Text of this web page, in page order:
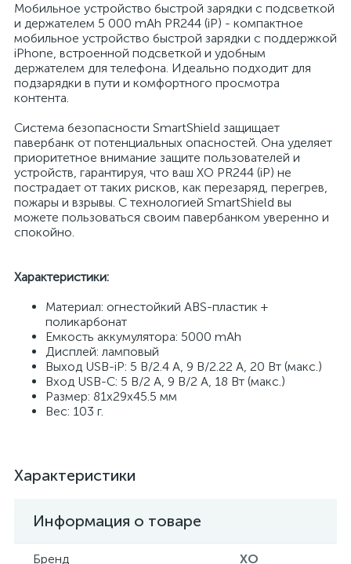
Мобильное устройство быстрой зарядки с подсветкой
и держателем 5 000 mAh PR244 (iP) - компактное
мобильное устройство быстрой зарядки с поддержкой
iPhone, встроенной подсветкой и удобным
держателем для телефона. Идеально подходит для
подзарядки в пути и комфортного просмотра
контента.
Система безопасности SmartShield защищает
павербанк от потенциальных опасностей. Она уделяет
приоритетное внимание защите пользователей и
устройств, гарантируя, что ваш XO PR244 (iP) не
пострадает от таких рисков, как перезаряд, перегрев,
пожары и взрывы. С технологией SmartShield вы
можете пользоваться своим павербанком уверенно и
спокойно.
Характеристики:
Материал: огнестойкий ABS-пластик +
поликарбонат
Емкость аккумулятора: 5000 mAh
Дисплей: ламповый
Выход USB-iP: 5 В/2.4 А, 9 В/2.22 А, 20 Вт (макс.)
Вход USB-C: 5 В/2 А, 9 В/2 А, 18 Вт (макс.)
Размер: 81х29х45.5 мм
Вес: 103 г.
Характеристики
Информация о товаре
Бренд XO